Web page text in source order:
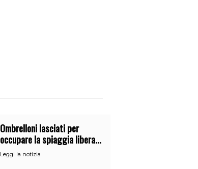
Ombrelloni lasciati per
occupare la spiaggia libera.
Maxi sequestro della Guardia
Costiera
Leggi la notizia